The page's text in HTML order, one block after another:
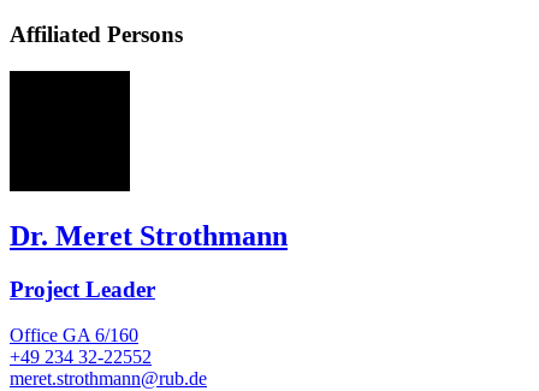
Affiliated Persons
Dr. Meret Strothmann
Project Leader
Office GA 6/160
+49 234 32-22552
meret.strothmann@rub.de